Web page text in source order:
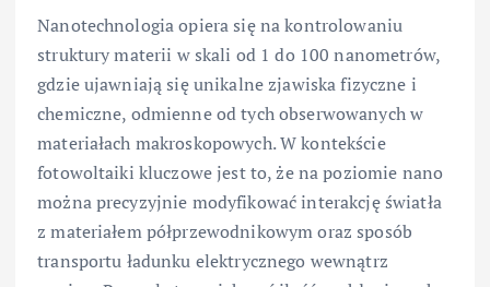
Nanotechnologia opiera się na kontrolowaniu
struktury materii w skali od 1 do 100 nanometrów,
gdzie ujawniają się unikalne zjawiska fizyczne i
chemiczne, odmienne od tych obserwowanych w
materiałach makroskopowych. W kontekście
fotowoltaiki kluczowe jest to, że na poziomie nano
można precyzyjnie modyfikować interakcję światła
z materiałem półprzewodnikowym oraz sposób
transportu ładunku elektrycznego wewnątrz